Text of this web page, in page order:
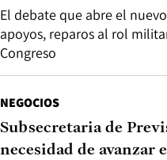
El debate que abre el
apoyos, reparos al rol
Congreso
NEGOCIOS
Subsecretaria de
necesidad de avanzar